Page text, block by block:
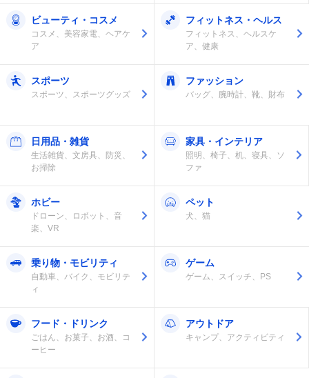
ビューティ・コスメ
コスメ、美容家電、ヘアケ
ア
フィットネス・ヘルス
フィットネス、ヘルスケ
ア、健康
スポーツ
スポーツ、スポーツグッズ
ファッション
バッグ、腕時計、靴、財布
日用品・雑貨
生活雑貨、文房具、防災、
お掃除
家具・インテリア
照明、椅子、机、寝具、ソ
ファ
ホビー
ドローン、ロボット、音
楽、VR
ペット
犬、猫
乗り物・モビリティ
自動車、バイク、モビリテ
ィ
ゲーム
ゲーム、スイッチ、PS
フード・ドリンク
ごはん、お菓子、お酒、コ
ーヒー
アウトドア
キャンプ、アクティビティ